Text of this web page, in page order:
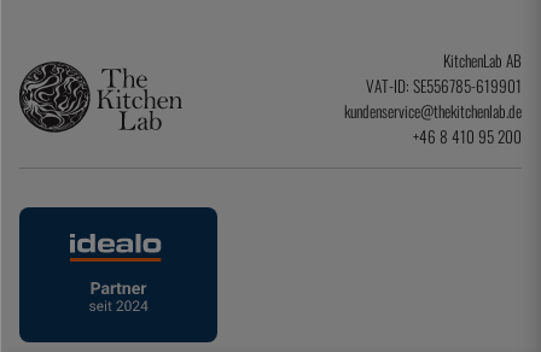
KitchenLab AB
VAT-ID: SE556785-619901
kundenservice@thekitchenlab.de
+46 8 410 95 200